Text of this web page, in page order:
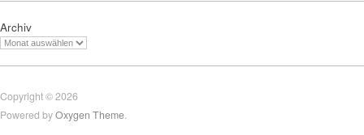
Archiv
Copyright © 2026
Powered byOxygen Theme.